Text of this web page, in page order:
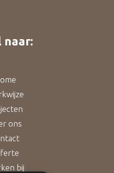
naar:
ons
bij